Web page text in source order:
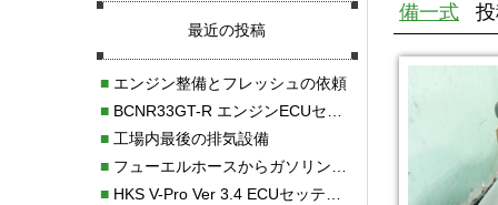
備一式
最近の投稿
■エンジン整備とフレッシュの依頼
■BCNR33GT-R エンジンECUセッティング調整
■工場内最後の排気設備
■フューエルホースからガソリン漏れ
■HKS V-Pro Ver 3.4 ECUセッティング